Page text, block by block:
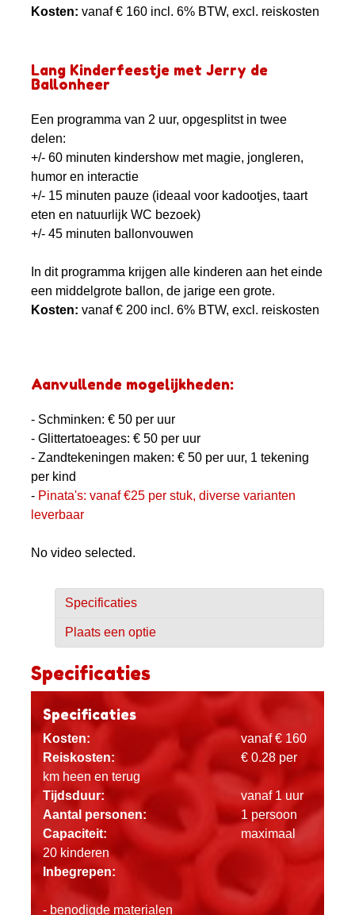
Kosten: vanaf € 160 incl. 6% BTW, excl. reiskosten
Lang Kinderfeestje met Jerry de
Ballonheer
Een programma van 2 uur, opgesplitst in twee
delen:
+/- 60 minuten kindershow met magie, jongleren,
humor en interactie
+/- 15 minuten pauze (ideaal voor kadootjes, taart
eten en natuurlijk WC bezoek)
+/- 45 minuten ballonvouwen
In dit programma krijgen alle kinderen aan het einde
een middelgrote ballon, de jarige een grote.
Kosten: vanaf € 200 incl. 6% BTW, excl. reiskosten
Aanvullende mogelijkheden:
- Schminken: € 50 per uur
- Glittertatoeages: € 50 per uur
- Zandtekeningen maken: € 50 per uur, 1 tekening
per kind
- Pinata's: vanaf €25 per stuk, diverse varianten
leverbaar
No video selected.
Specificaties
Plaats een optie
Specificaties
Specificaties
Kosten:
vanaf € 160
Reiskosten:
€ 0.28 per
km heen en terug
Tijdsduur:
vanaf 1 uur
Aantal personen:
1 persoon
Capaciteit:
maximaal
20 kinderen
Inbegrepen:
- benodigde materialen